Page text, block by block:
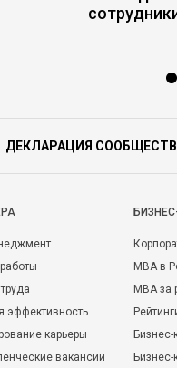
ДЕКЛАРАЦИЯ
эффективность
карьеры
вакансии
MBA в
MBA
Бизнес-